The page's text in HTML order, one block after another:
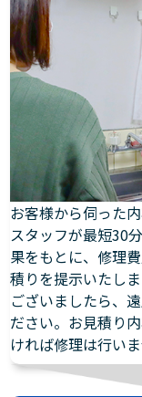
お客様から伺った
スタッフが最短30
果をもとに、修理
積りを提示いたし
ございましたら、
ださい。お見積り
ければ修理は行いま